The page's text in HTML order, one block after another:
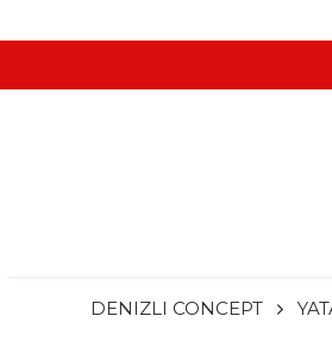
DENIZLI CONCEPT